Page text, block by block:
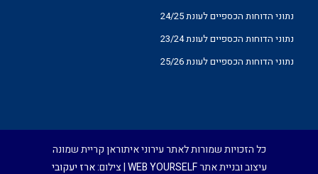
נתוני הדוחות הכספיים לעונת 24/25
נתוני הדוחות הכספיים לעונת 23/24
נתוני הדוחות הכספיים לעונת 25/26
כל הזכויות שמורות לאתר עירוני איתוראן קריית שמונה
עיצוב ובניית אתרWEB YOURSELF| צילום:ארז יעקובי